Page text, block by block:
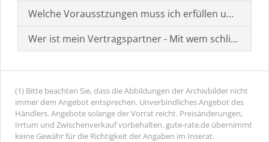
Welche Vorausstzungen muss ich erfüllen um einen
Wer ist mein Vertragspartner - Mit wem schließe ich
(1) Bitte beachten Sie, dass die Abbildungen der Archivbilder nicht
immer dem Angebot entsprechen. Unverbindliches Angebot des
Händlers. Angebote solange der Vorrat reicht. Preisänderungen,
Irrtum und Zwischenverkauf vorbehalten. gute-rate.de übernimmt
keine Gewähr für die Richtigkeit der Angaben im Inserat.